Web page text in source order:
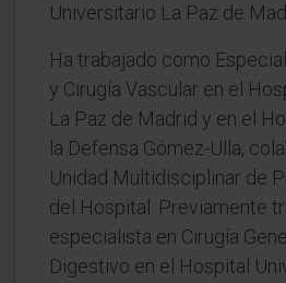
Universitario La Paz de
Ha trabajado como
y Cirugía Vascular en el
La Paz de Madrid y en el
la Defensa Gómez-Ulla,
Unidad Multidisciplinar de
del Hospital. Previamente
especialista en Cirugía
Digestivo en el Hospital